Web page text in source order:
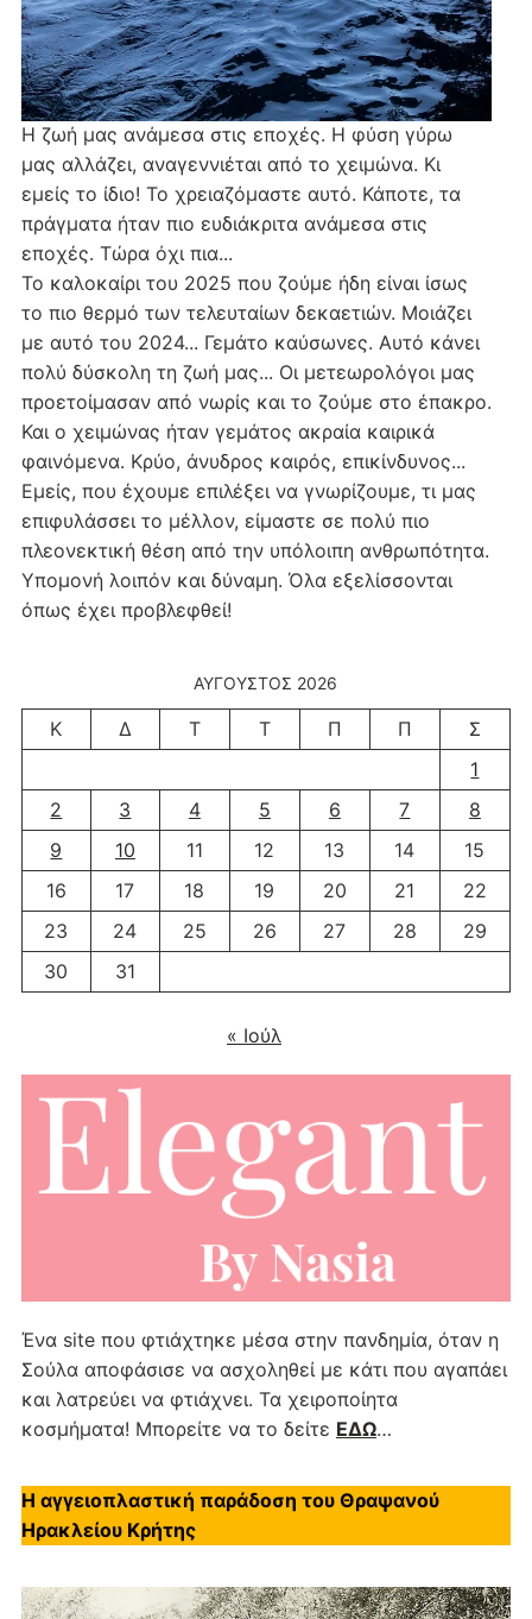
Η ζωή μας ανάμεσα στις εποχές. Η φύση γύρω
μας αλλάζει, αναγεννιέται από το χειμώνα. Κι
εμείς το ίδιο! Το χρειαζόμαστε αυτό. Κάποτε, τα
πράγματα ήταν πιο ευδιάκριτα ανάμεσα στις
εποχές. Τώρα όχι πια...
Το καλοκαίρι του 2025 που ζούμε ήδη είναι ίσως
το πιο θερμό των τελευταίων δεκαετιών. Μοιάζει
με αυτό του 2024... Γεμάτο καύσωνες. Αυτό κάνει
πολύ δύσκολη τη ζωή μας... Οι μετεωρολόγοι μας
προετοίμασαν από νωρίς και το ζούμε στο έπακρο.
Και ο χειμώνας ήταν γεμάτος ακραία καιρικά
φαινόμενα. Κρύο, άνυδρος καιρός, επικίνδυνος...
Εμείς, που έχουμε επιλέξει να γνωρίζουμε, τι μας
επιφυλάσσει το μέλλον, είμαστε σε πολύ πιο
πλεονεκτική θέση από την υπόλοιπη ανθρωπότητα.
Υπομονή λοιπόν και δύναμη. Όλα εξελίσσονται
όπως έχει προβλεφθεί!
ΑΎΓΟΥΣΤΟΣ 2026
Κ Δ Τ Τ Π Π
Σ
1
2
3 4 5 6 7
8
9
10 11 12 13 14
15
16
17 18 19 20 21
22
23
24 25 26 27 28
29
30
31
« Ιούλ
Ένα site που φτιάχτηκε μέσα στην πανδημία, όταν η
Σούλα αποφάσισε να ασχοληθεί με κάτι που αγαπάει
και λατρεύει να φτιάχνει. Τα χειροποίητα
κοσμήματα! Μπορείτε να το δείτε ΕΔΩ…
Η αγγειοπλαστική παράδοση του Θραψανού
Ηρακλείου Κρήτης